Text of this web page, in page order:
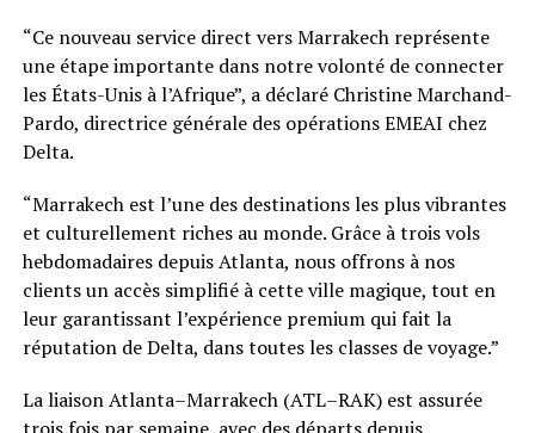
“Ce nouveau service direct vers Marrakech représente
une étape importante dans notre volonté de connecter
les États-Unis à l’Afrique”, a déclaré Christine Marchand-
Pardo, directrice générale des opérations EMEAI chez
Delta.
“Marrakech est l’une des destinations les plus vibrantes
et culturellement riches au monde. Grâce à trois vols
hebdomadaires depuis Atlanta, nous offrons à nos
clients un accès simplifié à cette ville magique, tout en
leur garantissant l’expérience premium qui fait la
réputation de Delta, dans toutes les classes de voyage.”
La liaison Atlanta–Marrakech (ATL–RAK) est assurée